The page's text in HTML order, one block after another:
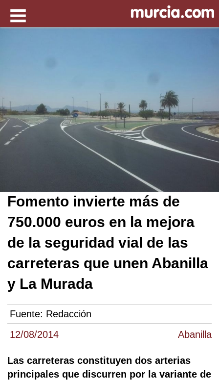
12/08/2014 Abanilla
Fomento invierte más de
750.000 euros en la mejora
de la seguridad vial de las
carreteras que unen Abanilla
y La Murada
Fuente: Redacción
Las carreteras constituyen dos arterias
principales que discurren por la variante de